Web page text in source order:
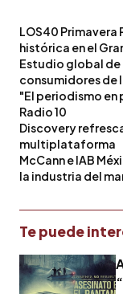
LOS40 Primavera
histórica en el
Estudio global de
consumidores de
"El periodismo en
Radio 10
Discovery
multiplataforma
McCann e IAB
la industria del
Te puede